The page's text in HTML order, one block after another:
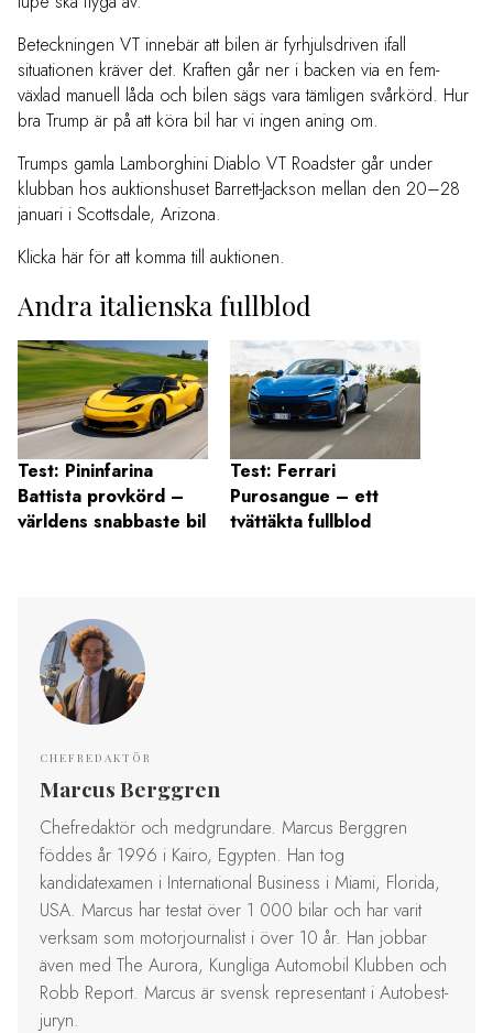
Beteckningen VT innebär att bilen är fyrhjulsdriven ifall
situationen kräver det. Kraften går ner i backen via en fem-
växlad manuell låda och bilen sägs vara tämligen svårkörd. Hur
bra Trump är på att köra bil har vi ingen aning om.
Trumps gamla Lamborghini Diablo VT Roadster går under
klubban hos auktionshuset Barrett-Jackson mellan den 20–28
januari i Scottsdale, Arizona.
Klicka här för att komma till auktionen.
Andra italienska fullblod
Test: Pininfarina
Battista provkörd –
världens snabbaste bil
Test: Ferrari
Purosangue – ett
tvättäkta fullblod
CHEFREDAKTÖR
Marcus Berggren
Chefredaktör och medgrundare. Marcus Berggren
föddes år 1996 i Kairo, Egypten. Han tog
kandidatexamen i International Business i Miami, Florida,
USA. Marcus har testat över 1 000 bilar och har varit
verksam som motorjournalist i över 10 år. Han jobbar
även med The Aurora, Kungliga Automobil Klubben och
Robb Report. Marcus är svensk representant i Autobest-
juryn.